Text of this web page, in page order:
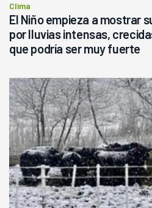
Clima
El Niño empieza a mostrar
por lluvias intensas,
que podría ser muy fuerte